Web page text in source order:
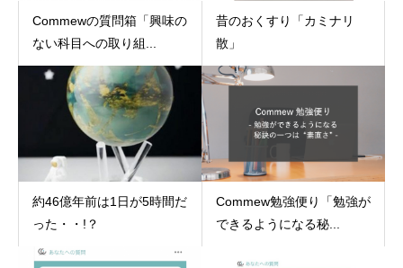
Commewの質問箱「興味の
ない科目への取り組...
昔のおくすり「カミナリ
散」
約46億年前は1日が5時間だ
った・・!？
Commew勉強便り「勉強が
できるようになる秘...